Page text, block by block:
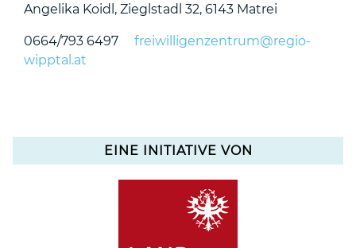
Angelika Koidl, Zieglstadl 32, 6143 Matrei
0664/793 6497 freiwilligenzentrum@regio-
wipptal.at
EINE INITIATIVE VON